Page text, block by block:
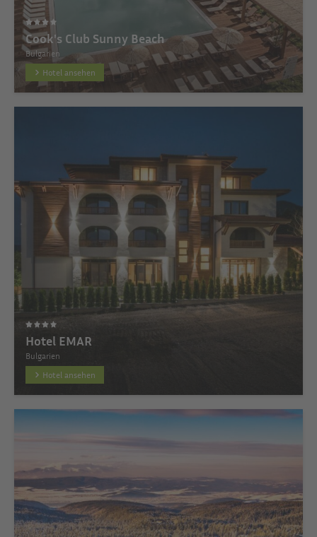
Cook's Club Sunny Beach
Bulgarien
Hotel ansehen
Hotel EMAR
Bulgarien
Hotel ansehen